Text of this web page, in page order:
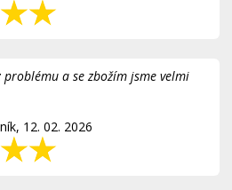
problému a se zbožím jsme velmi
12. 02. 2026